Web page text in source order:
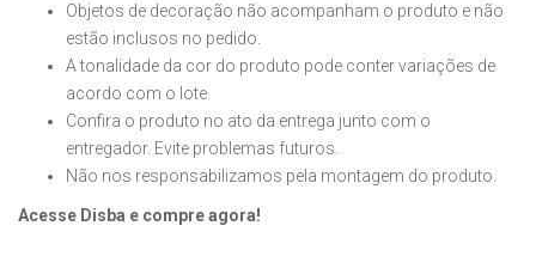
Objetos de decoração não acompanham o produto e não
estão inclusos no pedido.
A tonalidade da cor do produto pode conter variações de
acordo com o lote.
Confira o produto no ato da entrega junto com o
entregador. Evite problemas futuros.
Não nos responsabilizamos pela montagem do produto.
Acesse Disba e compre agora!